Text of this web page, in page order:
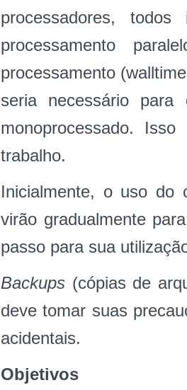
processadores,
processamento
processamento
seria necessário
monoprocessado.
trabalho.
Inicialmente, o uso do
virão gradualmente
passo para sua
Backups (cópias de
deve tomar suas
acidentais.
Objetivos